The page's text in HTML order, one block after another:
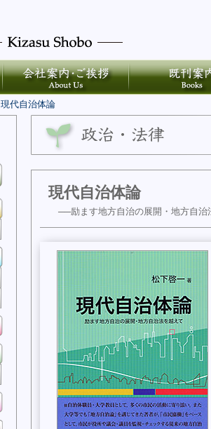
現代自治体論
現代自治体論
──励ます地方自治の展開・地方自治